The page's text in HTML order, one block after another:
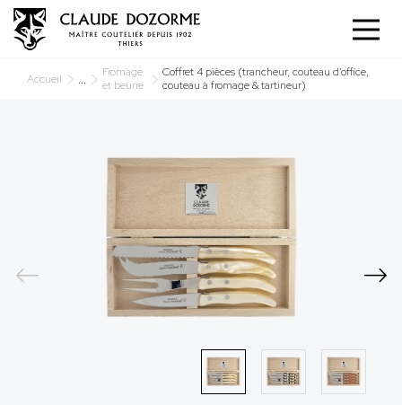
Accueil ...
Fromage
et beurre
Coffret 4 pièces (trancheur, couteau d’office,
couteau à fromage & tartineur)
Panneau de gestion des cookies